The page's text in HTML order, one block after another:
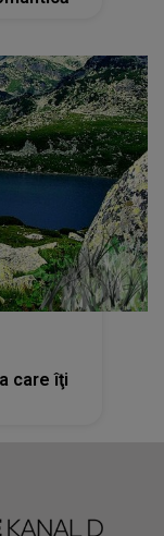
care îţi